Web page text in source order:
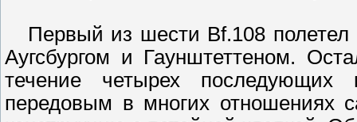
Первый из шести Bf.108
Аугсбургом и Гаунштеттеном.
течение четырех последующих
передовым в многих отношениях